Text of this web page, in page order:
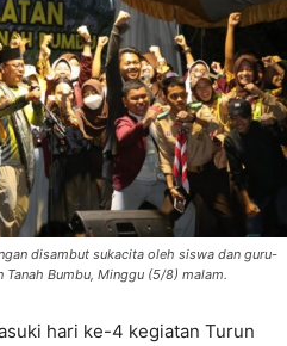
disambut sukacita oleh siswa dan guru-
Tanah Bumbu, Minggu (5/8) malam.
hari ke-4 kegiatan Turun